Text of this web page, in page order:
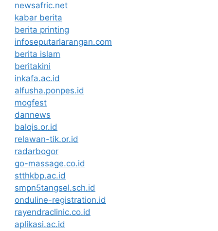
newsafric.net
kabar berita
berita printing
infoseputarlarangan.com
berita islam
beritakini
inkafa.ac.id
alfusha.ponpes.id
mogfest
dannews
balqis.or.id
relawan-tik.or.id
radarbogor
go-massage.co.id
stthkbp.ac.id
smpn5tangsel.sch.id
onduline-registration.id
rayendraclinic.co.id
aplikasi.ac.id